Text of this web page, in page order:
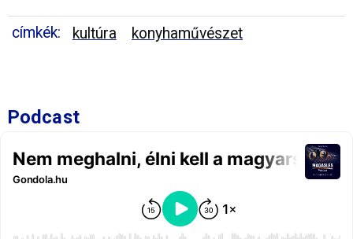
címkék: kultúra konyhaművészet
Podcast